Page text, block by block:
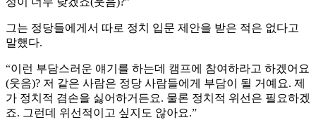
그는 정당들에게서 따로 정치 입문 제안을 받은 적은 없다고
말했다.
“이런 부담스러운 얘기를 하는데 캠프에 참여하라고 하겠어요
(웃음)? 저 같은 사람은 정당 사람들에게 부담이 될 거예요. 제
가 정치적 겸손을 싫어하거든요. 물론 정치적 위선은 필요하겠
죠. 그런데 위선적이고 싶지도 않아요.”